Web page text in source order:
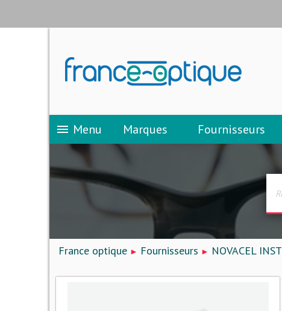
menu Menu Marques Fournisseurs
France optique Fournisseurs NOVACEL